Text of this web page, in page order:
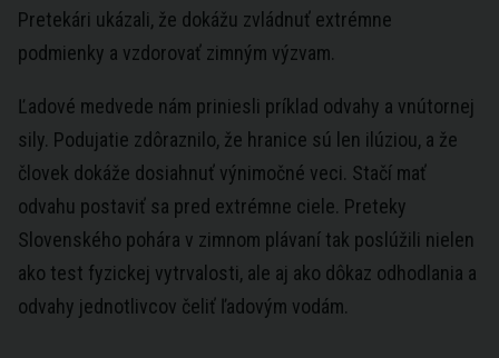
Pretekári ukázali, že dokážu zvládnuť extrémne
podmienky a vzdorovať zimným výzvam.
Ľadové medvede nám priniesli príklad odvahy a vnútornej
sily. Podujatie zdôraznilo, že hranice sú len ilúziou, a že
človek dokáže dosiahnuť výnimočné veci. Stačí mať
odvahu postaviť sa pred extrémne ciele. Preteky
Slovenského pohára v zimnom plávaní tak poslúžili nielen
ako test fyzickej vytrvalosti, ale aj ako dôkaz odhodlania a
odvahy jednotlivcov čeliť ľadovým vodám.